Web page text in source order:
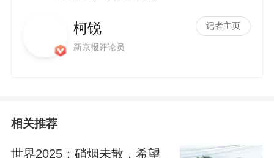
柯锐
新京报评论员
记者主页
相关推荐
世界2025：硝烟未散，希望